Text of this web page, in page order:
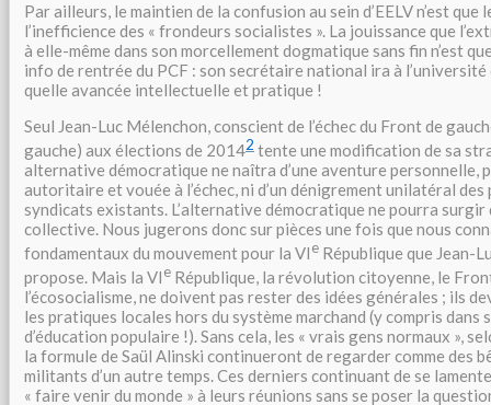
Par ailleurs, le maintien de la confusion au sein d’EELV n’est
l’inefficience des « frondeurs socialistes ». La jouissance que
à elle-même dans son morcellement dogmatique sans fin n’est
info de rentrée du PCF : son secrétaire national ira à l’université
quelle avancée intellectuelle et pratique !
Seul Jean-Luc Mélenchon, conscient de l’échec du Front de
gauche) aux élections de 20142 tente une modification de sa
alternative démocratique ne naîtra d’une aventure personnelle,
autoritaire et vouée à l’échec, ni d’un dénigrement unilatéral
syndicats existants. L’alternative démocratique ne pourra surgir
collective. Nous jugerons donc sur pièces une fois que nous
fondamentaux du mouvement pour la VIe République que Jean-
propose. Mais la VIe République, la révolution citoyenne, le
l’écosocialisme, ne doivent pas rester des idées générales ; ils
les pratiques locales hors du système marchand (y compris dans
d’éducation populaire !). Sans cela, les « vrais gens normaux »,
la formule de Saül Alinski continueront de regarder comme des
militants d’un autre temps. Ces derniers continuant de se
« faire venir du monde » à leurs réunions sans se poser la